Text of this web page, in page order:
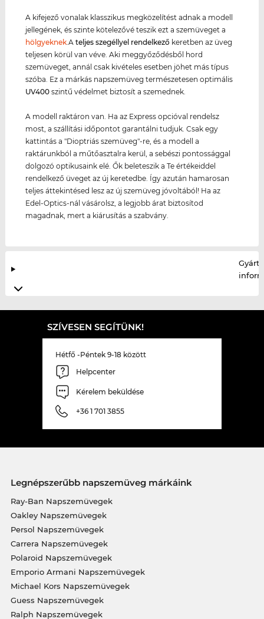
A kifejező vonalak klasszikus megközelítést adnak a modell
jellegének, és szinte kötelezővé teszik ezt a szemüveget a
hölgyeknek .Ateljes szegéllyel rendelkező keretben az üveg
teljesen körül van véve. Aki meggyőződésből hord
szemüveget, annál csak kivételes esetben jöhet más típus
szóba. Ez a márkás napszemüveg természetesen optimális
UV400 szintű védelmet biztosít a szemednek.
A modell raktáron van. Ha az Express opcióval rendelsz
most, a szállítási időpontot garantálni tudjuk. Csak egy
kattintás a "Dioptriás szemüveg"-re, és a modell a
raktárunkból a műtőasztalra kerül, a sebészi pontossággal
dolgozó optikusaink elé. Ők beleteszik a Te értékeiddel
rendelkező üveget az új keretedbe. Így azután hamarosan
teljes áttekintésed lesz az új szemüveg jóvoltából! Ha az
Edel-Optics-nál vásárolsz, a legjobb árat biztosítod
magadnak, mert a kiárusítás a szabvány.
SZÍVESEN SEGÍTÜNK!
Hétfő -Péntek 9-18 között
Helpcenter
Kérelem beküldése
+36 1 701 3855
Legnépszerűbb napszemüveg márkáink
Ray-Ban Napszemüvegek
Oakley Napszemüvegek
Persol Napszemüvegek
Carrera Napszemüvegek
Polaroid Napszemüvegek
Emporio Armani Napszemüvegek
Michael Kors Napszemüvegek
Guess Napszemüvegek
Ralph Napszemüvegek